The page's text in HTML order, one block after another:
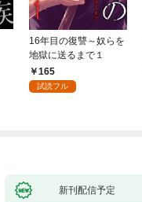
16年目の復讐～奴らを
地獄に送るまで１
165
試読フル
新刊配信予定